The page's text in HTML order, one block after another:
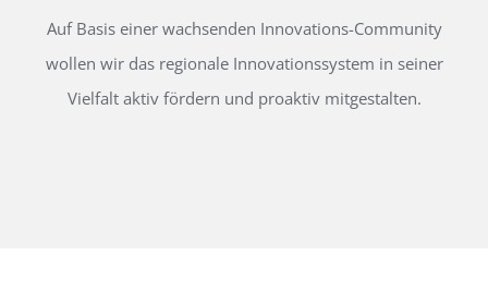
Auf Basis einer wachsenden Innovations-Community
wollen wir das regionale Innovationssystem in seiner
Vielfalt aktiv fördern und proaktiv mitgestalten.